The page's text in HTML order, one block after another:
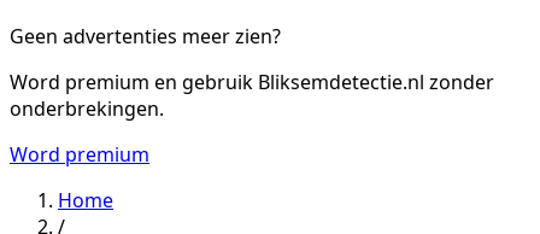
Geen advertenties meer zien?
Word premium en gebruik Bliksemdetectie.nl zonder
onderbrekingen.
Word premium
Home
/